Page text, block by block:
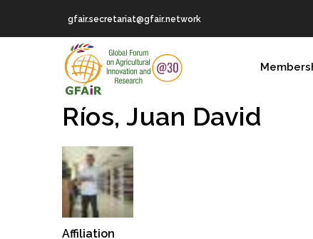
gfair.secretariat@gfair.network
NAVIGATION
Ríos, Juan David
Affiliation